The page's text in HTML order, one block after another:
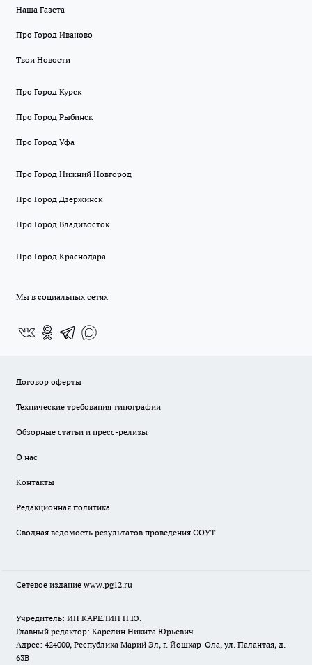
Наша Газета
Про Город Иваново
Твои Новости
Про Город Курск
Про Город Рыбинск
Про Город Уфа
Про Город Нижний Новгород
Про Город Дзержинск
Про Город Владивосток
Про Город Краснодара
Мы в социальных сетях
Договор оферты
Технические требования типографии
Обзорные статьи и пресс-релизы
О нас
Контакты
Редакционная политика
Сводная ведомость результатов проведения СОУТ
Сетевое издание www.pg12.ru
Учредитель: ИП КАРЕЛИН Н.Ю.
Главный редактор: Карелин Никита Юрьевич
Адрес: 424000, Республика Марий Эл, г. Йошкар-Ола, ул. Палантая, д.
63В